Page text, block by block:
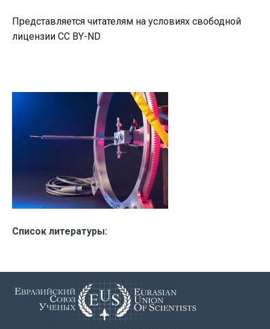
Представляется читателям на условиях свободной
лицензии CC BY-ND
Список литературы: